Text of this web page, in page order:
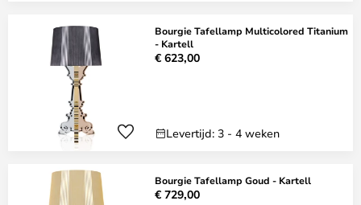
Bourgie Tafellamp Multicolored Titanium
- Kartell
€ 623,00
Levertijd: 3 - 4 weken
Bourgie Tafellamp Goud - Kartell
€ 729,00